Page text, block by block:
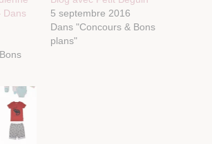
Dans
5 septembre 2016
Dans "Concours & Bons
plans"